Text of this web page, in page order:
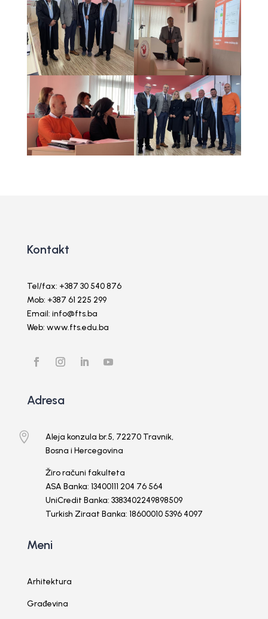
Kontakt
Tel/fax: +387 30 540 876
Mob: +387 61 225 299
Email: info@fts.ba
Web: www.fts.edu.ba
Adresa

Aleja konzula br.5, 72270 Travnik,
Bosna i Hercegovina
Žiro računi fakulteta
ASA Banka: 13400111 204 76 564
UniCredit Banka: 3383402249898509
Turkish Ziraat Banka: 18600010 5396 4097
Meni
Arhitektura
Građevina